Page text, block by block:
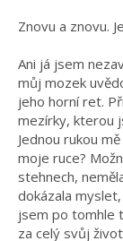
Znovu a znovu.
Ani já jsem
můj mozek
jeho horní ret.
mezírky, kterou
Jednou rukou
moje ruce?
stehnech,
dokázala myslet,
jsem po tomhle
za celý svůj